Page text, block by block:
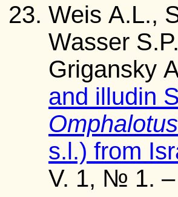
Weis A.L.,
Wasser
Grigansky
and illudin
s.l.) from
V. 1, № 1. –